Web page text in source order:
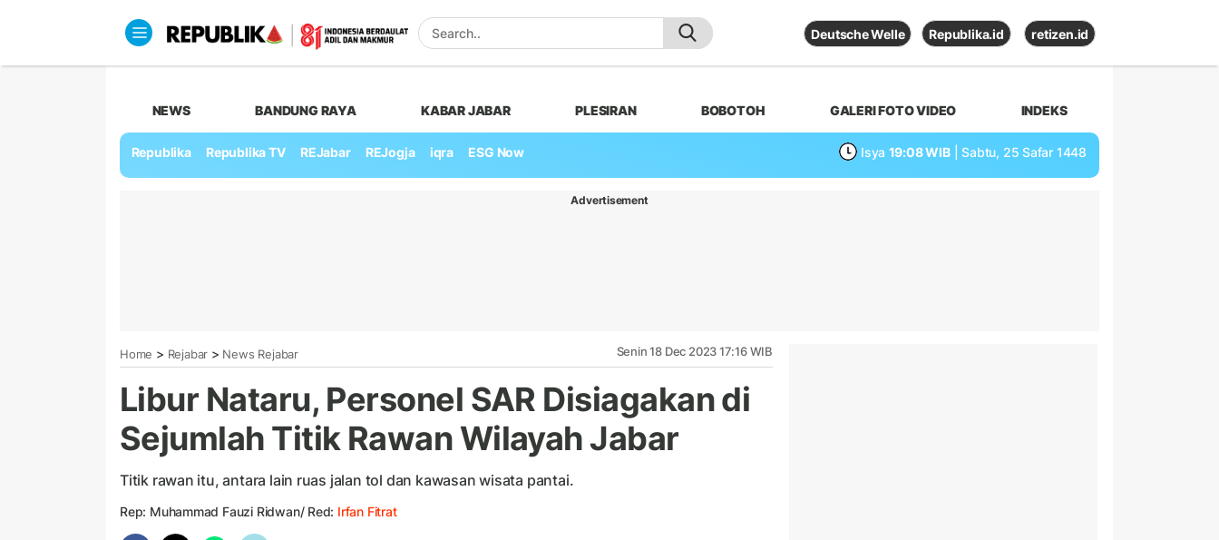
Deutsche Welle Republika.id retizen.id
NEWS BANDUNG RAYA KABAR JABAR PLESIRAN BOBOTOH GALERI FOTO VIDEO INDEKS
Republika Republika TV REJabar REJogja iqra ESG Now Isya 19:08 WIB | Sabtu, 25 Safar 1448
Advertisement
Home > Rejabar > News Rejabar Senin 18 Dec 2023 17:16 WIB
Libur Nataru, Personel SAR Disiagakan di
Sejumlah Titik Rawan Wilayah Jabar
Titik rawan itu, antara lain ruas jalan tol dan kawasan wisata pantai.
Rep: Muhammad Fauzi Ridwan/ Red: Irfan Fitrat